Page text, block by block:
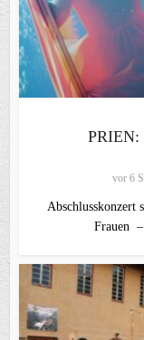
PRIEN:
vor 6
Abschlusskonzert
Frauen –